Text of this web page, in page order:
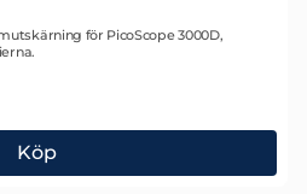
för PicoScope 3000D,
Köp
Skyddsväska